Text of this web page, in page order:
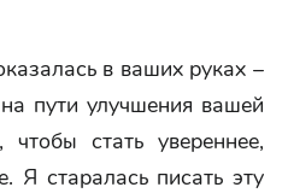
в ваших руках –
пути улучшения вашей
стать увереннее,
Я старалась писать эту